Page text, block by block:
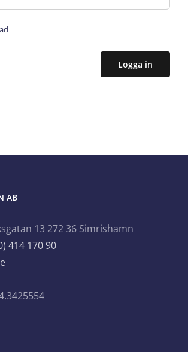
Logga in
AB
13 272 36 Simrishamn
414 170 90